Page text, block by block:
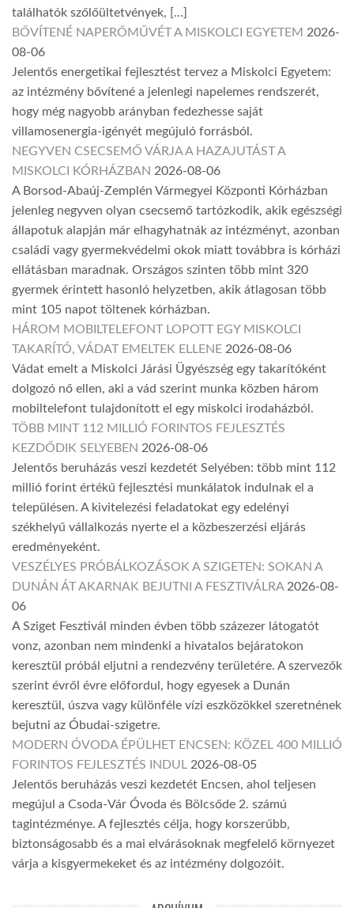
találhatók szőlőültetvények, […]
BŐVÍTENÉ NAPERŐMŰVÉT A MISKOLCI EGYETEM 2026-
08-06
Jelentős energetikai fejlesztést tervez a Miskolci Egyetem:
az intézmény bővítené a jelenlegi napelemes rendszerét,
hogy még nagyobb arányban fedezhesse saját
villamosenergia-igényét megújuló forrásból.
NEGYVEN CSECSEMŐ VÁRJA A HAZAJUTÁST A
MISKOLCI KÓRHÁZBAN 2026-08-06
A Borsod-Abaúj-Zemplén Vármegyei Központi Kórházban
jelenleg negyven olyan csecsemő tartózkodik, akik egészségi
állapotuk alapján már elhagyhatnák az intézményt, azonban
családi vagy gyermekvédelmi okok miatt továbbra is kórházi
ellátásban maradnak. Országos szinten több mint 320
gyermek érintett hasonló helyzetben, akik átlagosan több
mint 105 napot töltenek kórházban.
HÁROM MOBILTELEFONT LOPOTT EGY MISKOLCI
TAKARÍTÓ, VÁDAT EMELTEK ELLENE 2026-08-06
Vádat emelt a Miskolci Járási Ügyészség egy takarítóként
dolgozó nő ellen, aki a vád szerint munka közben három
mobiltelefont tulajdonított el egy miskolci irodaházból.
TÖBB MINT 112 MILLIÓ FORINTOS FEJLESZTÉS
KEZDŐDIK SELYEBEN 2026-08-06
Jelentős beruházás veszi kezdetét Selyében: több mint 112
millió forint értékű fejlesztési munkálatok indulnak el a
településen. A kivitelezési feladatokat egy edelényi
székhelyű vállalkozás nyerte el a közbeszerzési eljárás
eredményeként.
VESZÉLYES PRÓBÁLKOZÁSOK A SZIGETEN: SOKAN A
DUNÁN ÁT AKARNAK BEJUTNI A FESZTIVÁLRA 2026-08-
06
A Sziget Fesztivál minden évben több százezer látogatót
vonz, azonban nem mindenki a hivatalos bejáratokon
keresztül próbál eljutni a rendezvény területére. A szervezők
szerint évről évre előfordul, hogy egyesek a Dunán
keresztül, úszva vagy különféle vízi eszközökkel szeretnének
bejutni az Óbudai-szigetre.
MODERN ÓVODA ÉPÜLHET ENCSEN: KÖZEL 400 MILLIÓ
FORINTOS FEJLESZTÉS INDUL 2026-08-05
Jelentős beruházás veszi kezdetét Encsen, ahol teljesen
megújul a Csoda-Vár Óvoda és Bölcsőde 2. számú
tagintézménye. A fejlesztés célja, hogy korszerűbb,
biztonságosabb és a mai elvárásoknak megfelelő környezet
várja a kisgyermekeket és az intézmény dolgozóit.